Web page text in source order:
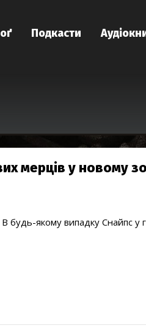
Подкасти
мерців у новому
будь-якому випадку Снайпс у